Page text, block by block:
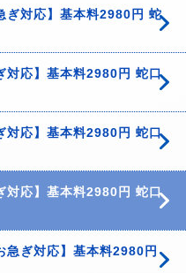
ぎ対応】基本料2980円 蛇
対応】基本料2980円 蛇口
対応】基本料2980円 蛇口
対応】基本料2980円 蛇口
急ぎ対応】基本料2980円